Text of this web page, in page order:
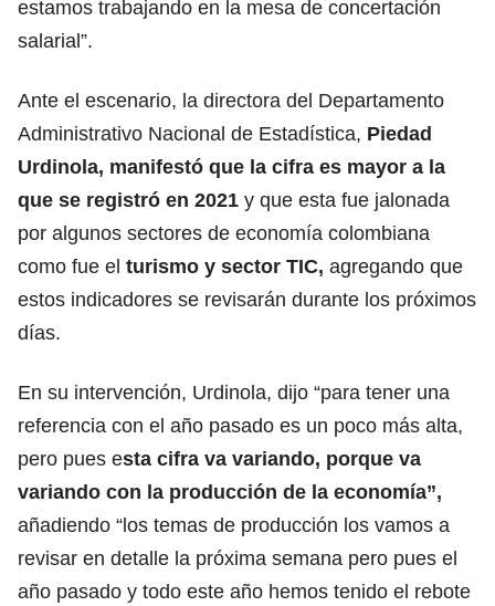
estamos trabajando en la mesa de concertación
salarial”.
Ante el escenario, la directora del Departamento
Administrativo Nacional de Estadística, Piedad
Urdinola, manifestó que la cifra es mayor a la
que se registró en 2021 y que esta fue jalonada
por algunos sectores de economía colombiana
como fue el turismo y sector TIC, agregando que
estos indicadores se revisarán durante los próximos
días.
En su intervención, Urdinola, dijo “para tener una
referencia con el año pasado es un poco más alta,
pero pues esta cifra va variando, porque va
variando con la producción de la economía”,
añadiendo “los temas de producción los vamos a
revisar en detalle la próxima semana pero pues el
año pasado y todo este año hemos tenido el rebote